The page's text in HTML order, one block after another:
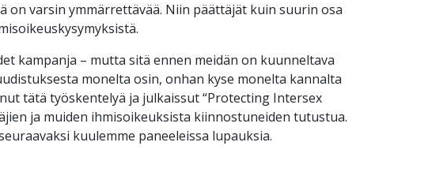
on varsin ymmärrettävää. Niin päättäjät kuin suurin osa
kampanja – mutta sitä ennen meidän on kuunneltava
monelta osin, onhan kyse monelta kannalta
tätä työskentelyä ja julkaissut “Protecting Intersex
ja muiden ihmisoikeuksista kiinnostuneiden tutustua.
kuulemme paneeleissa lupauksia.